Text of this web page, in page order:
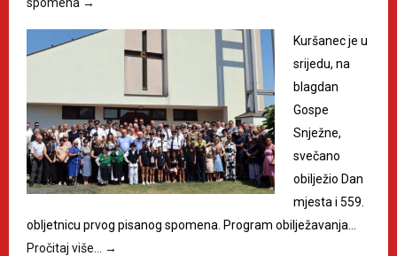
Kuršanec je u
srijedu, na
blagdan
Gospe
Snježne,
svečano
obilježio Dan
mjesta i 559.
obljetnicu prvog pisanog spomena. Program obilježavanja…
Pročitaj više…
→